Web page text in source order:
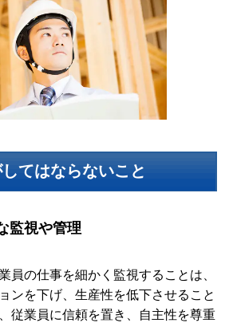
てはならないこと
監視や管理
員の仕事を細かく監視することは、
ンを下げ、生産性を低下させること
従業員に信頼を置き、自主性を尊重